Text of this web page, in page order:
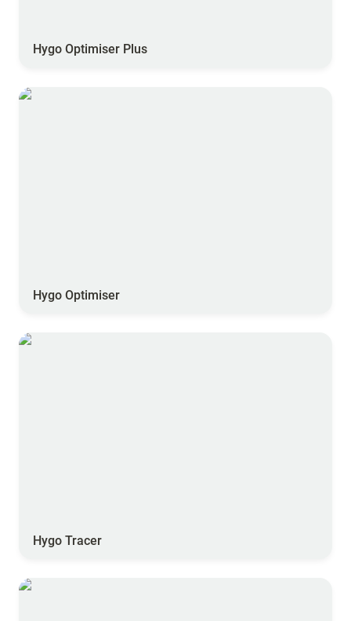
Hygo Optimiser Plus
Hygo Optimiser
Hygo Optimiser
Hygo Tracer
Hygo Tracer
TREKTOR Mini